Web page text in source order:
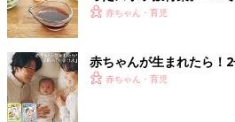
赤ちゃん・育児
赤ちゃんが生まれたら！2
赤ちゃん・育児